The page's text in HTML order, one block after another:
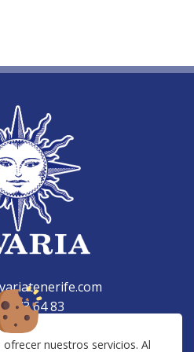
nuestros servicios. Al
73 64 83
Las Chafiras, Santa Cruz de
Tenerife